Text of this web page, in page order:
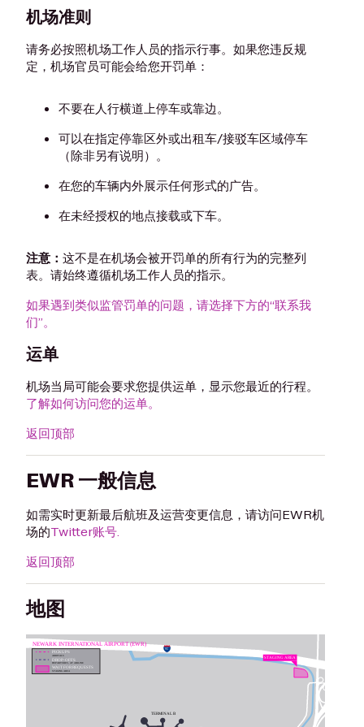
机场准则
请务必按照机场工作人员的指示行事。如果您违反规
定，机场官员可能会给您开罚单：
不要在人行横道上停车或靠边。
可以在指定停靠区外或出租车/接驳车区域停车
（除非另有说明）。
在您的车辆内外展示任何形式的广告。
在未经授权的地点接载或下车。
注意： 这不是在机场会被开罚单的所有行为的完整列
表。请始终遵循机场工作人员的指示。
如果遇到类似监管罚单的问题，请选择下方的“联系我
们”。
运单
机场当局可能会要求您提供运单，显示您最近的行程。
了解如何访问您的运单。
返回顶部
EWR 一般信息
如需实时更新最后航班及运营变更信息，请访问EWR机
场的Twitter账号.
返回顶部
地图